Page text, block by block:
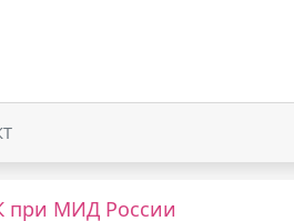
при МИД России